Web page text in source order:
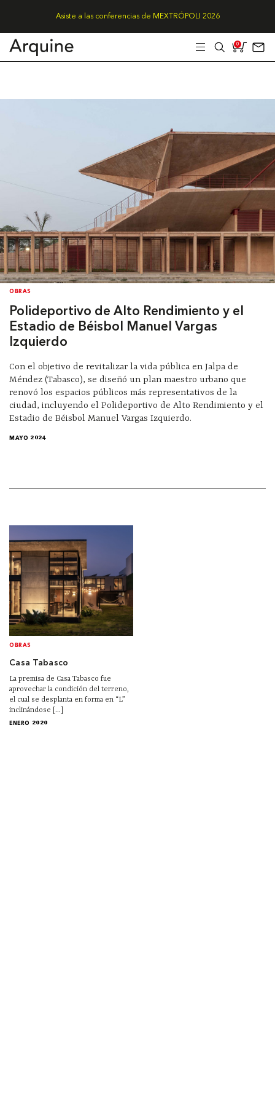
Asiste a las conferencias de MEXTRÓPOLI 2026
0
OBRAS
Polideportivo de Alto Rendimiento y el
Estadio de Béisbol Manuel Vargas
Izquierdo
Con el objetivo de revitalizar la vida pública en Jalpa de
Méndez (Tabasco), se diseñó un plan maestro urbano que
renovó los espacios públicos más representativos de la
ciudad, incluyendo el Polideportivo de Alto Rendimiento y el
Estadio de Béisbol Manuel Vargas Izquierdo.
MAYO 2024
OBRAS
Casa Tabasco
La premisa de Casa Tabasco fue
aprovechar la condición del terreno,
el cual se desplanta en forma en “L”
inclinándose [...]
ENERO 2020